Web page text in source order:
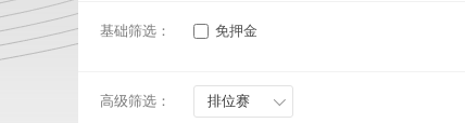
基础筛选： 免押金
高级筛选： 排位赛